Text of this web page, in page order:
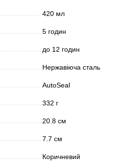
420 мл
5 годин
до 12 годин
Нержавіюча сталь
AutoSeal
332 г
20.8 см
7.7 см
Коричневий